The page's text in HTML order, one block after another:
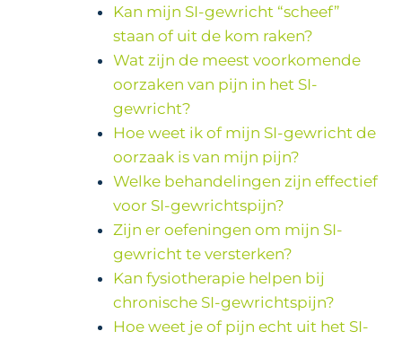
Kan mijn SI-gewricht “scheef”
staan of uit de kom raken?
Wat zijn de meest voorkomende
oorzaken van pijn in het SI-
gewricht?
Hoe weet ik of mijn SI-gewricht de
oorzaak is van mijn pijn?
Welke behandelingen zijn effectief
voor SI-gewrichtspijn?
Zijn er oefeningen om mijn SI-
gewricht te versterken?
Kan fysiotherapie helpen bij
chronische SI-gewrichtspijn?
Hoe weet je of pijn echt uit het SI-